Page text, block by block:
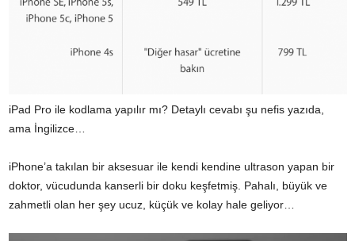
iPad Pro ile kodlama yapılır mı? Detaylı cevabı şu nefis yazıda,
ama İngilizce…
iPhone’a takılan bir aksesuar ile kendi kendine ultrason yapan bir
doktor, vücudunda kanserli bir doku keşfetmiş . Pahalı, büyük ve
zahmetli olan her şey ucuz, küçük ve kolay hale geliyor…